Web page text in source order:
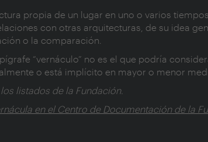
propia de un lugar en uno o varios
con otras arquitecturas, de su idea
o la comparación.
“vernáculo” no es el que podría
o está implícito en mayor o menor
listados de la Fundación.
en el Centro de Documentación de la